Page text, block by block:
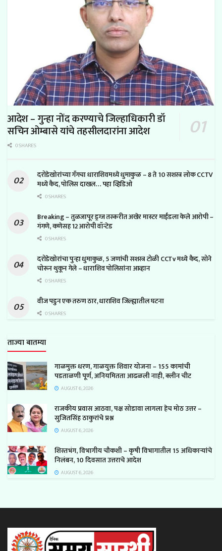
आदेश – गुन्हा नोंद करण्याचे जिल्हाधिकारी डॉ
सचिन ओम्बासे यांचे तहसीलदारांना आदेश
0 SHARES
दरोडेखोरांच्या गँगचा धाराशिवमध्ये धुमाकुळ – 8 ते 10 सशस्त्र लोक CCTV
मध्ये कैद, पोलिस दाखल… पहा व्हिडिओ
0 SHARES
Breaking – तुळजापूर ड्रग्ज तस्करीत अखेर मास्टर माईंडला केले आरोपी –
गंगणे, कणेसह 12 आरोपी वॉन्टेड
0 SHARES
दरोडेखोरांचा पुन्हा धुमाकुळ, 5 जणांची सशस्त्र टोळी CCTv मध्ये कैद, सोने
चोरून थुकून गेले – धाराशिव पोलिसांना आव्हान
0 SHARES
वीज पडुन एक तरुण ठार, धाराशिव जिल्ह्यातील घटना
0 SHARES
ताज्या बातम्या
गाळमुक्त धरण, गाळयुक्त शिवार योजना – 155 कामांची
पडताळणी पूर्ण, अनियमितता आढळली नाही, क्लीन चीट
AUGUST 6, 2026
राजकीय प्रवास आठवा, पक्ष सोडावा लागला हेच मोठ उत्तर –
सुजितसिंह ठाकुरांचे प्रश्न
AUGUST 6, 2026
शिस्तभंग, विभागीय चौकशी – कृषी विभागातील 15 अधिकाऱ्यांचे
निलंबन, 10 दिवसात उत्तराचे आदेश
AUGUST 6, 2026